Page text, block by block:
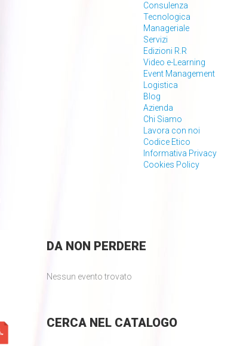
Consulenza
Tecnologica
Manageriale
Servizi
Edizioni R.R
Video e-Learning
Event Management
Logistica
Blog
Azienda
Chi Siamo
Lavora con noi
Codice Etico
Informativa Privacy
Cookies Policy
DANON PERDERE
Nessun evento trovato
CERCANEL CATALOGO